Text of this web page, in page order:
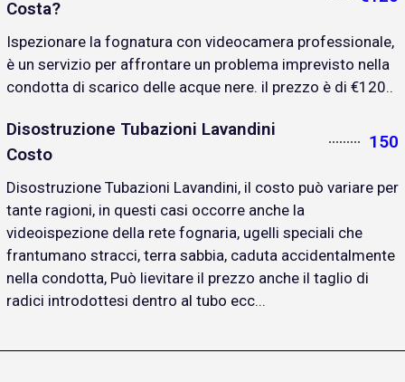
Costa?
Ispezionare la fognatura con videocamera professionale,
è un servizio per affrontare un problema imprevisto nella
condotta di scarico delle acque nere. il prezzo è di €120..
Disostruzione Tubazioni Lavandini
Costo
150
Disostruzione Tubazioni Lavandini, il costo può variare per
tante ragioni, in questi casi occorre anche la
videoispezione della rete fognaria, ugelli speciali che
frantumano stracci, terra sabbia, caduta accidentalmente
nella condotta, Può lievitare il prezzo anche il taglio di
radici introdottesi dentro al tubo ecc...